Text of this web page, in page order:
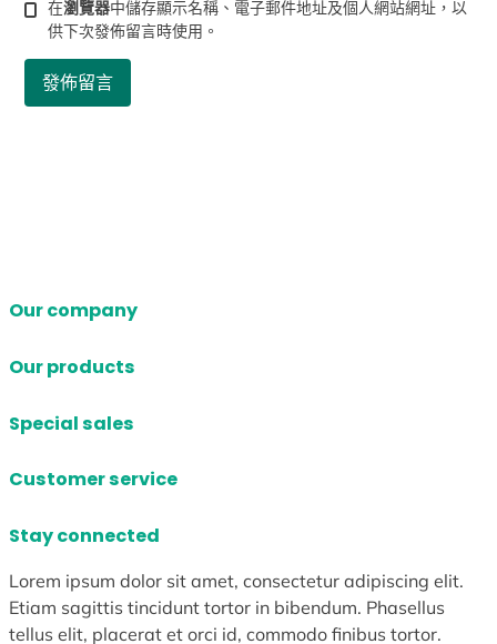
在瀏覽器中儲存顯示名稱、電子郵件地址及個人網站網址，以
供下次發佈留言時使用。
Our company
Our products
Special sales
Customer service
Stay connected
Lorem ipsum dolor sit amet, consectetur adipiscing elit.
Etiam sagittis tincidunt tortor in bibendum. Phasellus
tellus elit, placerat et orci id, commodo finibus tortor.